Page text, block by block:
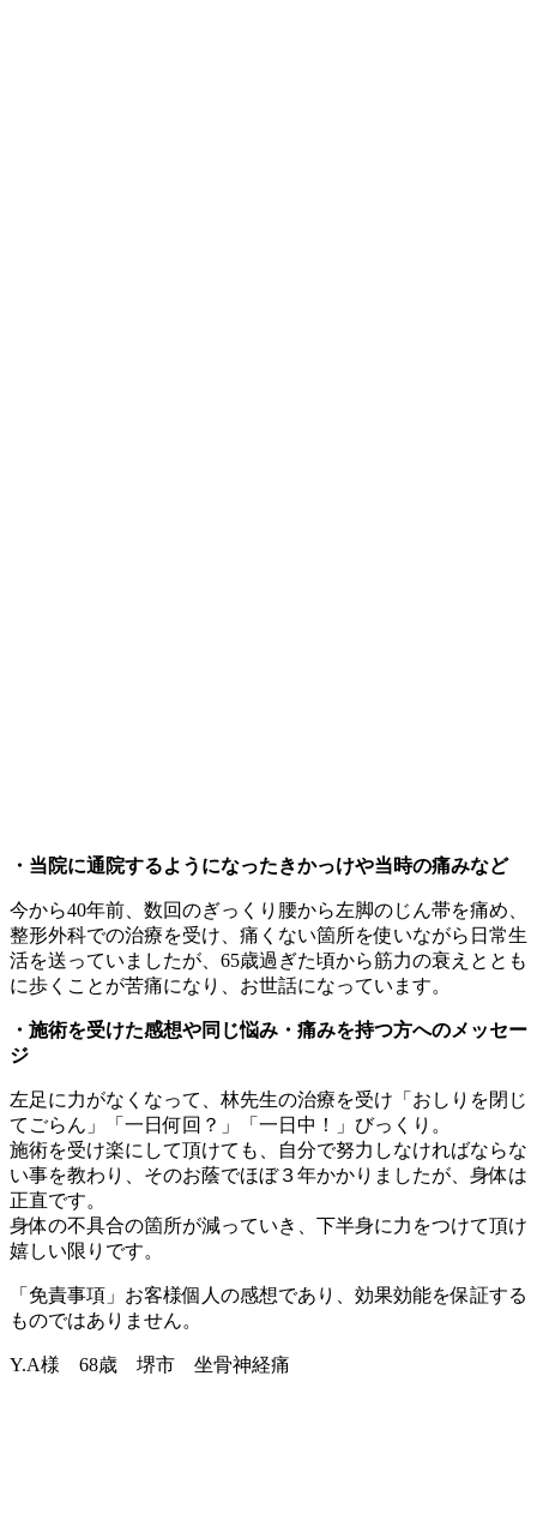
・当院に通院するようになったきかっけや当時の痛みなど
今から40年前、数回のぎっくり腰から左脚のじん帯を痛め、
整形外科での治療を受け、痛くない箇所を使いながら日常生
活を送っていましたが、65歳過ぎた頃から筋力の衰えととも
に歩くことが苦痛になり、お世話になっています。
・施術を受けた感想や同じ悩み・痛みを持つ方へのメッセー
ジ
左足に力がなくなって、林先生の治療を受け「おしりを閉じ
てごらん」「一日何回？」「一日中！」びっくり。
施術を受け楽にして頂けても、自分で努力しなければならな
い事を教わり、そのお蔭でほぼ３年かかりましたが、身体は
正直です。
身体の不具合の箇所が減っていき、下半身に力をつけて頂け
嬉しい限りです。
「免責事項」お客様個人の感想であり、効果効能を保証する
ものではありません。
Y.A様 68歳 堺市 坐骨神経痛